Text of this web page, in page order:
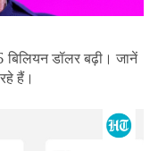
डॉलर बढ़ी। जानें
हैं।